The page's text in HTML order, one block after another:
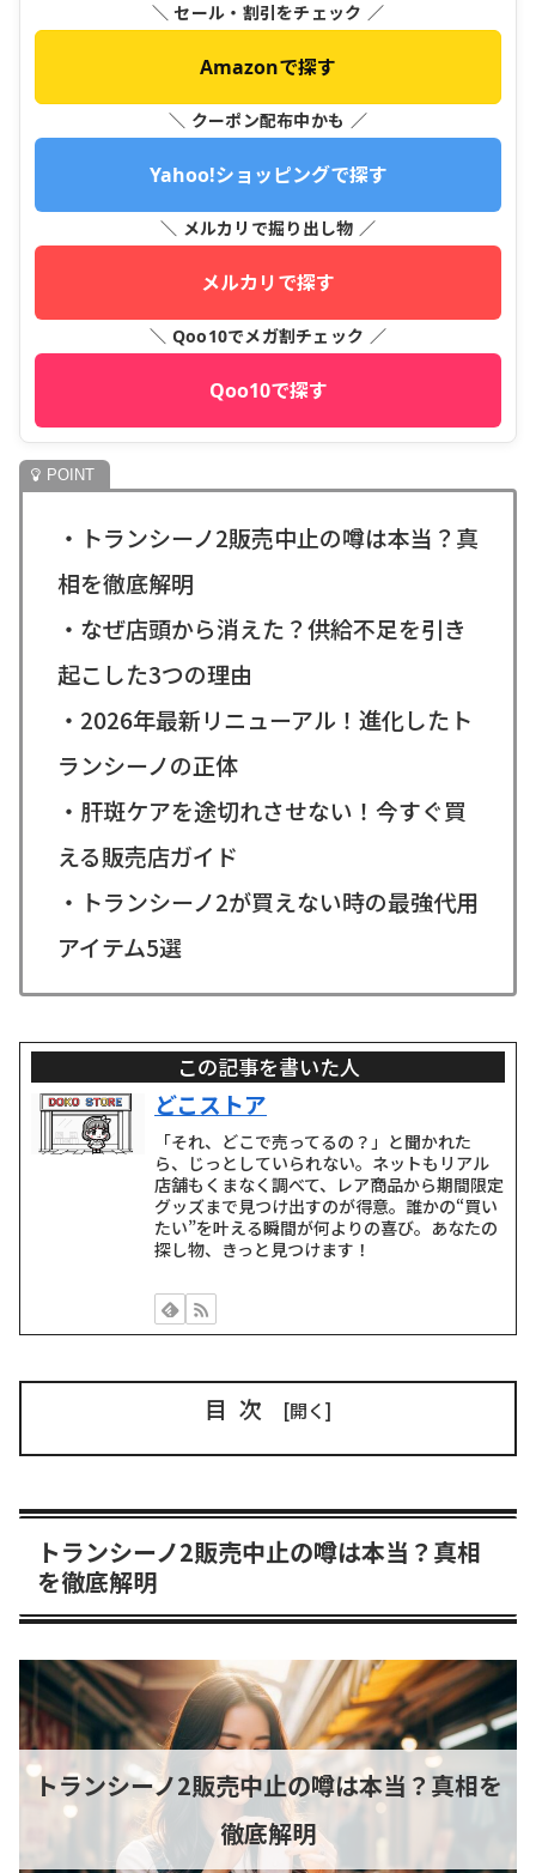
＼ セール・割引をチェック ／
Amazonで探す
＼ クーポン配布中かも ／
Yahoo!ショッピングで探す
＼ メルカリで掘り出し物 ／
メルカリで探す
＼ Qoo10でメガ割チェック ／
Qoo10で探す
・トランシーノ2販売中止の噂は本当？真
相を徹底解明
・なぜ店頭から消えた？供給不足を引き
起こした3つの理由
・2026年最新リニューアル！進化したト
ランシーノの正体
・肝斑ケアを途切れさせない！今すぐ買
える販売店ガイド
・トランシーノ2が買えない時の最強代用
アイテム5選
この記事を書いた人
どこストア
「それ、どこで売ってるの？」と聞かれた
ら、じっとしていられない。ネットもリアル
店舗もくまなく調べて、レア商品から期間限定
グッズまで見つけ出すのが得意。誰かの“買い
たい”を叶える瞬間が何よりの喜び。あなたの
探し物、きっと見つけます！
目次
トランシーノ2販売中止の噂は本当？真相
を徹底解明
トランシーノ2販売中止の噂は本当？真相を
徹底解明